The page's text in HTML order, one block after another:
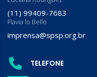
(11) 99409-7683
Flavia lo Bello
imprensa@spsp.org.br
TELEFONE